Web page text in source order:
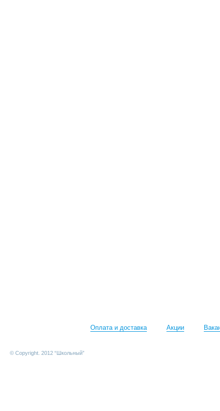
Оплата и доставка Акции
© Copyright. 2012 “Школьный”